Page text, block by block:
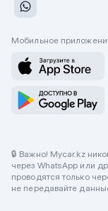
Мобильное
🔒 Важно! Mycar.kz
через WhatsApp или
проводятся только
не передавайте